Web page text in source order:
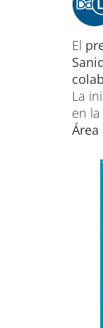
El
La
en
Área